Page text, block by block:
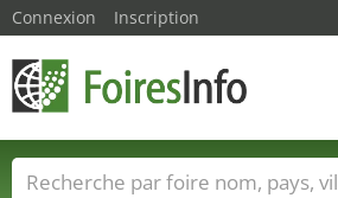
Connexion Inscription